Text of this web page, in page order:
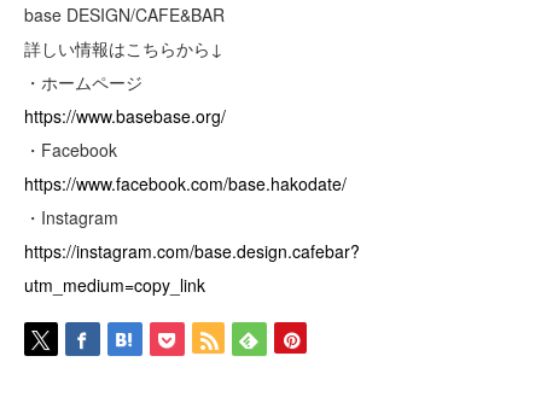
base DESIGN/CAFE&BAR
詳しい情報はこちらから↓
・ホームページ
https://www.basebase.org/
・Facebook
https://www.facebook.com/base.hakodate/
・Instagram
https://instagram.com/base.design.cafebar?
utm_medium=copy_link